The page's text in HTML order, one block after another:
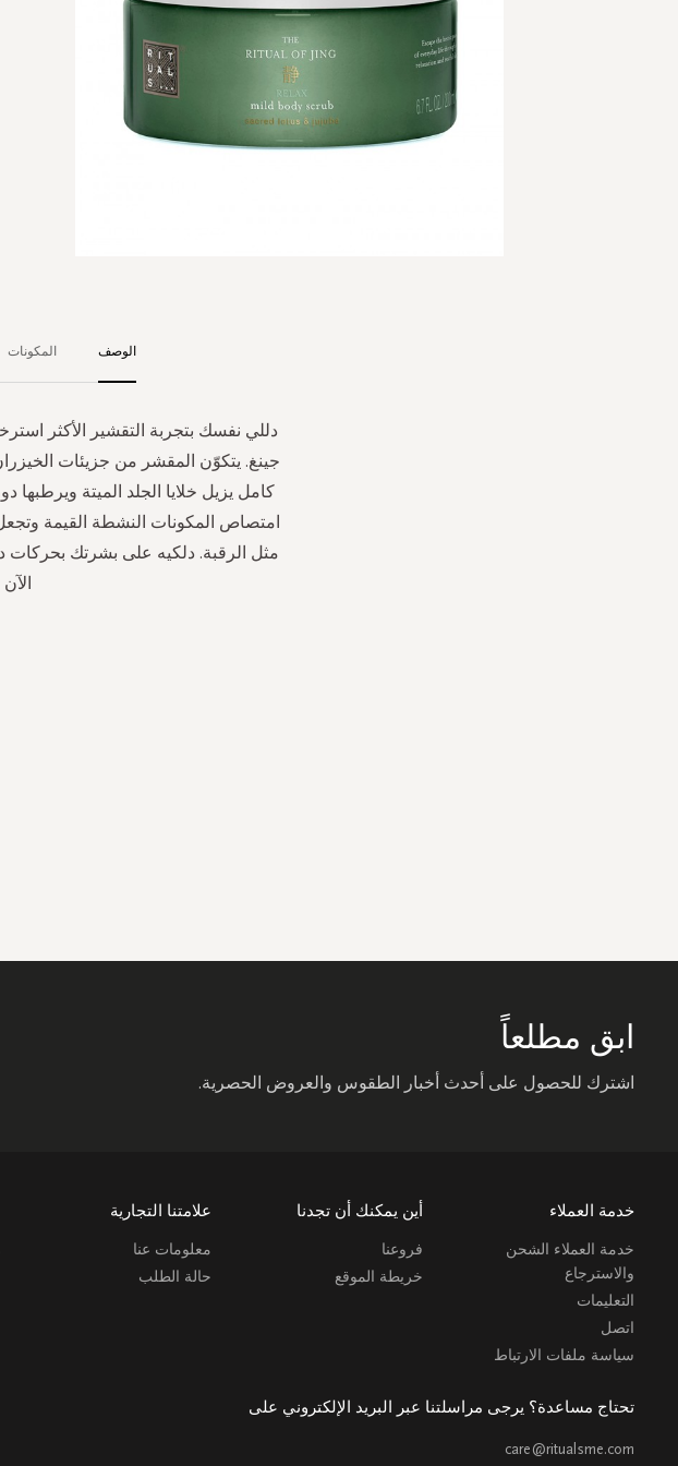
الوصف
دللي نفسك بتجربة التقشير الأكثر
جينغ. يتكوّن المقشر من جزيئات
كامل يزيل خلايا الجلد الميتة
امتصاص المكونات النشطة القيمة
مثل الرقبة. دلكيه على بشرتك بحركات
المكونات
ابق مطلعاً
اشترك للحصول على أحدث أخبار الطقوس والعروض الحصرية.
خدمة العملاء
خدمة العملاء الشحن
والاسترجاع
التعليمات
اتصل
سياسة ملفات الارتباط
أين يمكنك أن تجدنا
فروعنا
خريطة الموقع
علامتنا التجارية
معلومات عنا
حالة الطلب
تحتاج مساعدة؟ يرجى مراسلتنا عبر البريد الإلكتروني على
care@ritualsme.com